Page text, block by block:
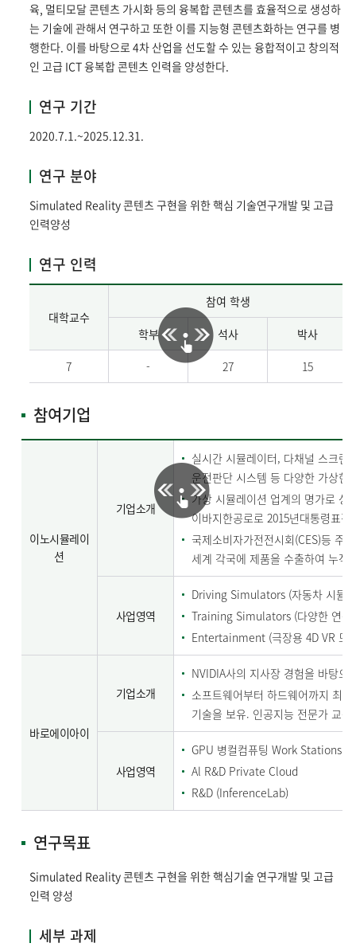
육, 멀티모달 콘텐츠 가시화 등의 융복합 콘텐츠를 효율적으로 생성하
는 기술에 관해서 연구하고 또한 이를 지능형 콘텐츠화하는 연구를 병
행한다. 이를 바탕으로 4차 산업을 선도할 수 있는 융합적이고 창의적
인 고급 ICT 융복합 콘텐츠 인력을 양성한다.
연구 기간
2020.7.1.~2025.12.31.
연구 분야
Simulated Reality 콘텐츠 구현을 위한 핵심 기술연구개발 및 고급
인력양성
연구 인력
대학교수
참여 학생
학부
석사 박사
7 - 27 15
참여기업
이노시뮬레이
션
기업소개
실시간 시뮬레이터, 다채널 스크
운전판단 시스템 등 다양한 가상현
가상 시뮬레이션 업계의 명가로 성
이바지한공로로 2015년대통령표장
국제소비자가전전시회(CES)등 주
세계 각국에 제품을 수출하여 누적
사업영역
Driving Simulators (자동차 시뮬
Training Simulators (다양한 연구
Entertainment (극장용 4D VR 모
바로에이아이
기업소개
NVIDIA사의 지사장 경험을 바탕으
소프트웨어부터 하드웨어까지 최
기술을 보유. 인공지능 전문가 교
사업영역
GPU 병컬컴퓨팅 Work Stations
Al R&D Private Cloud
R&D (InferenceLab)
연구목표
Simulated Reality 콘텐츠 구현을 위한 핵심기술 연구개발 및 고급
인력 양성
세부 과제